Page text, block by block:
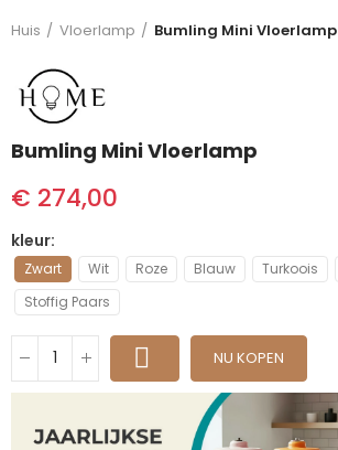
Huis Vloerlamp Bumling Mini Vloerlamp
Bumling Mini Vloerlamp
€ 274,00
kleur
Zwart Wit Roze Blauw Turkoois
Stoffig Paars
NU KOPEN